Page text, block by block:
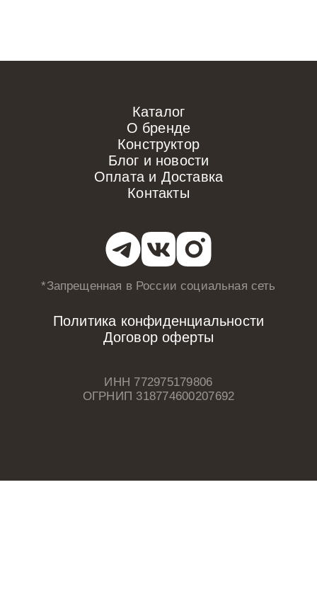
Каталог
О бренде
Конструктор
Блог и новости
Оплата и Доставка
Контакты
*Запрещенная в Россиисоциальная сеть
Политика конфиденциальности
Договор оферты
ИНН 772975179806
ОГРНИП 318774600207692